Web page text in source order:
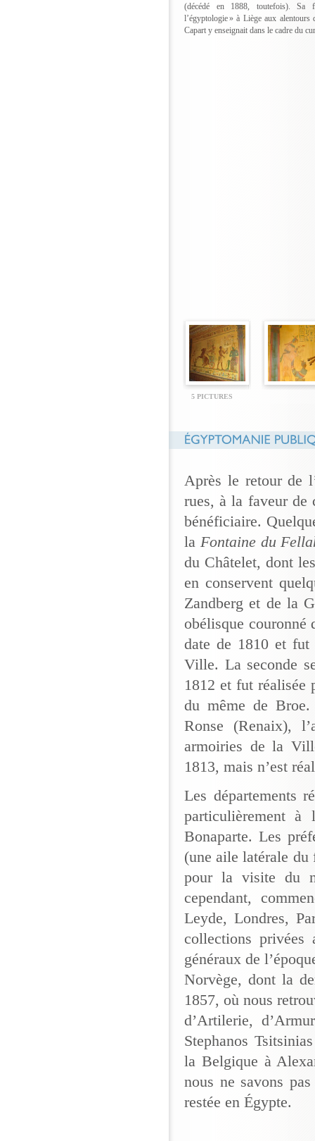
(décédé en 1888, toutefois). Sa
l’égyptologie » à Liège aux alentours
Capart y enseignait dans le cadre du
5 PICTURES
Après le retour de
rues, à la faveur de
bénéficiaire.
la Fontaine du
du Châtelet, dont
en conservent
Zandberg et de la
obélisque couronné
date de 1810 et fut
Ville. La seconde
1812 et fut réalisée
du même de
Ronse (Renaix),
armoiries de la
1813, mais n’est
Les départements
particulièrement à
Bonaparte. Les
(une aile latérale du
pour la visite du
cependant,
Leyde, Londres,
collections privées
généraux de
Norvège, dont la
1857, où nous
d’Artilerie,
Stephanos
la Belgique à
nous ne savons
restée en Égypte.